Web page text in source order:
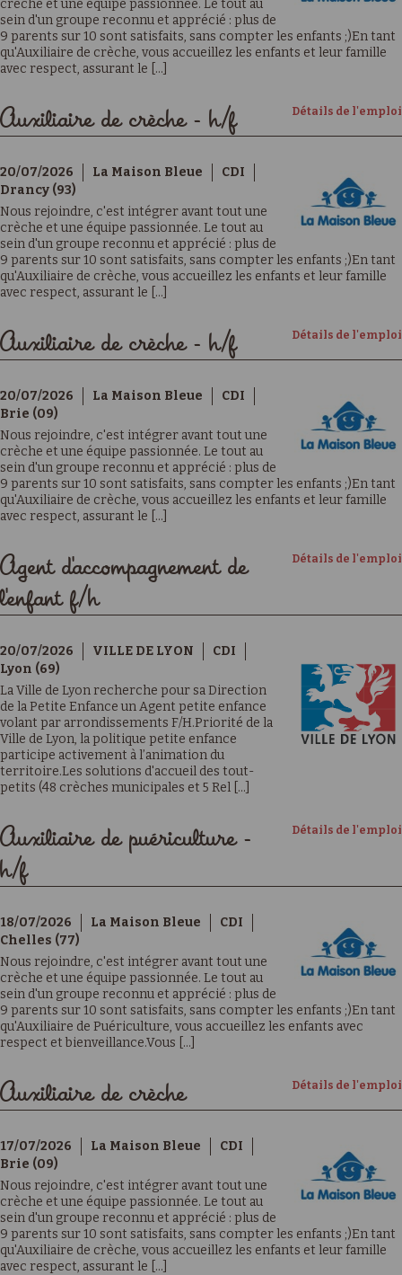
crèche et une équipe passionnée. Le tout au
sein d'un groupe reconnu et apprécié : plus de
9 parents sur 10 sont satisfaits, sans compter les enfants ;)En tant
qu'Auxiliaire de crèche, vous accueillez les enfants et leur famille
avec respect, assurant le [...]
Détails de l'emploi
Auxiliaire de crèche - h/f
20/07/2026 La Maison Bleue
CDI
Drancy (93)
Nous rejoindre, c'est intégrer avant tout une
crèche et une équipe passionnée. Le tout au
sein d'un groupe reconnu et apprécié : plus de
9 parents sur 10 sont satisfaits, sans compter les enfants ;)En tant
qu'Auxiliaire de crèche, vous accueillez les enfants et leur famille
avec respect, assurant le [...]
Détails de l'emploi
Auxiliaire de crèche - h/f
20/07/2026 La Maison Bleue
CDI
Brie (09)
Nous rejoindre, c'est intégrer avant tout une
crèche et une équipe passionnée. Le tout au
sein d'un groupe reconnu et apprécié : plus de
9 parents sur 10 sont satisfaits, sans compter les enfants ;)En tant
qu'Auxiliaire de crèche, vous accueillez les enfants et leur famille
avec respect, assurant le [...]
Détails de l'emploi
Agent d'accompagnement de
l'enfant f/h
20/07/2026 VILLE DE LYON
CDI
Lyon (69)
La Ville de Lyon recherche pour sa Direction
de la Petite Enfance un Agent petite enfance
volant par arrondissements F/H.Priorité de la
Ville de Lyon, la politique petite enfance
participe activement à l’animation du
territoire.Les solutions d'accueil des tout-
petits (48 crèches municipales et 5 Rel [...]
Détails de l'emploi
Auxiliaire de puériculture -
h/f
18/07/2026 La Maison Bleue
CDI
Chelles (77)
Nous rejoindre, c'est intégrer avant tout une
crèche et une équipe passionnée. Le tout au
sein d'un groupe reconnu et apprécié : plus de
9 parents sur 10 sont satisfaits, sans compter les enfants ;)En tant
qu'Auxiliaire de Puériculture, vous accueillez les enfants avec
respect et bienveillance.Vous [...]
Détails de l'emploi
Auxiliaire de crèche
17/07/2026 La Maison Bleue
CDI
Brie (09)
Nous rejoindre, c'est intégrer avant tout une
crèche et une équipe passionnée. Le tout au
sein d'un groupe reconnu et apprécié : plus de
9 parents sur 10 sont satisfaits, sans compter les enfants ;)En tant
qu'Auxiliaire de crèche, vous accueillez les enfants et leur famille
avec respect, assurant le [...]